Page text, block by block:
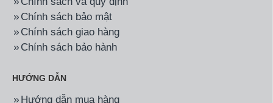
Chính sách bảo mật
Chính sách giao hàng
Chính sách bảo hành
HƯỚNG DẪN
Hướng dẫn mua hàng